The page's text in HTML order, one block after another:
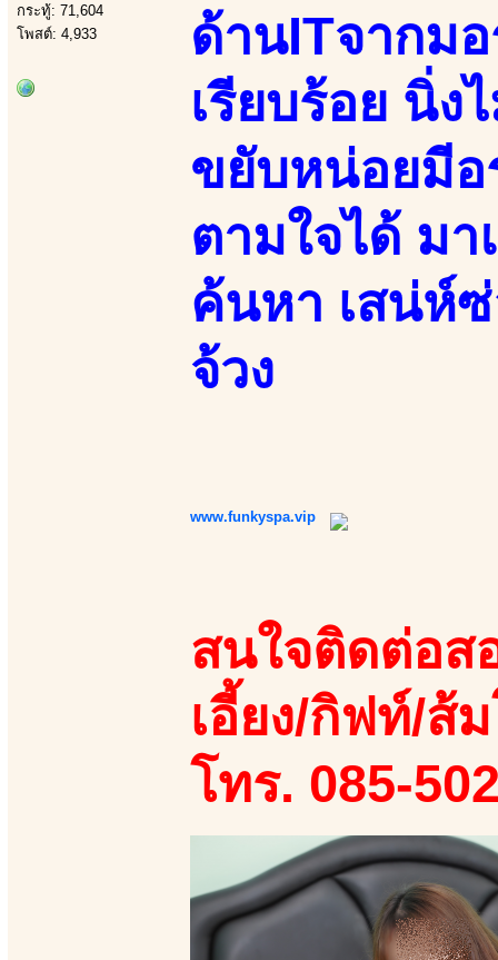
กระทู้: 71,604
โพสต์: 4,933
ด้านITจากม
เรียบร้อย นิ่ง
ขยับหน่อยมี
ตามใจได้ ม
ค้นหา เสน่ห์
จ้วง
www.funkyspa.vip
สนใจติดต่อส
เอี้ยง/กิฟท์/ส้
โทร. 085-